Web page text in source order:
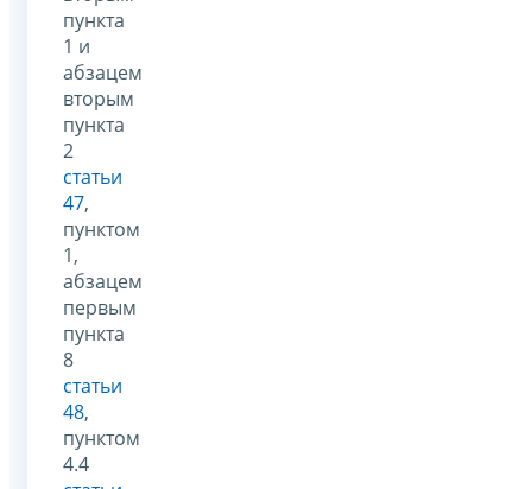
пункта
1 и
абзацем
вторым
пункта
2
статьи
47,
пунктом
1,
абзацем
первым
пункта
8
статьи
48,
пунктом
4.4